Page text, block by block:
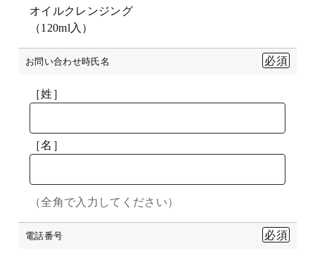
オイルクレンジング
（120ml入）
お問い合わせ時氏名
［姓］
［名］
（全角で入力してください）
電話番号